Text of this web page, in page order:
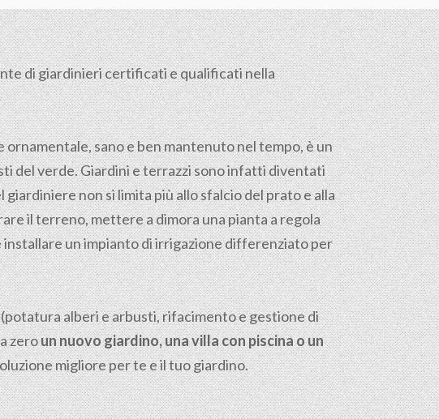
di giardinieri certificati e qualificati nella
sano e ben mantenuto nel tempo, è un
del verde. Giardini e terrazzi sono infatti diventati
non si limita più allo sfalcio del prato e alla
il terreno, mettere a dimora una pianta a regola
un impianto di irrigazione differenziato per
alberi e arbusti, rifacimento e gestione di
zeroun nuovo giardino, una villa con piscina o un
migliore per te e il tuo giardino.